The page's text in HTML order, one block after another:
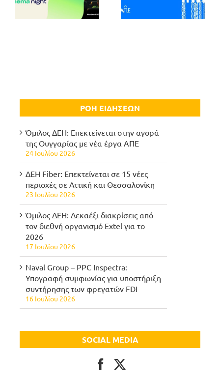
ΡΟΗ ΕΙΔΗΣΕΩΝ
Όμιλος ΔΕΗ: Επεκτείνεται στην αγορά
της Ουγγαρίας με νέα έργα ΑΠΕ
24 Ιουλίου 2026
ΔΕΗ Fiber: Επεκτείνεται σε 15 νέες
περιοχές σε Αττική και Θεσσαλονίκη
23 Ιουλίου 2026
Όμιλος ΔΕΗ: Δεκαέξι διακρίσεις από
τον διεθνή οργανισμό Extel για το
2026
17 Ιουλίου 2026
Naval Group – PPC Inspectra:
Υπογραφή συμφωνίας για υποστήριξη
συντήρησης των φρεγατών FDI
16 Ιουλίου 2026
SOCIAL MEDIA